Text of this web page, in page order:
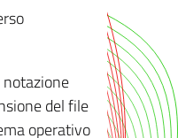
del file
operativo